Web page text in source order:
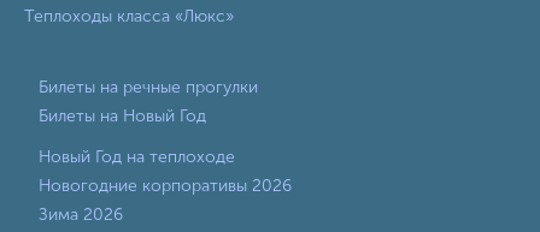
Теплоходы класса «Люкс»
Билеты на речные прогулки
Билеты на Новый Год
Новый Год на теплоходе
Новогодние корпоративы 2026
Зима 2026